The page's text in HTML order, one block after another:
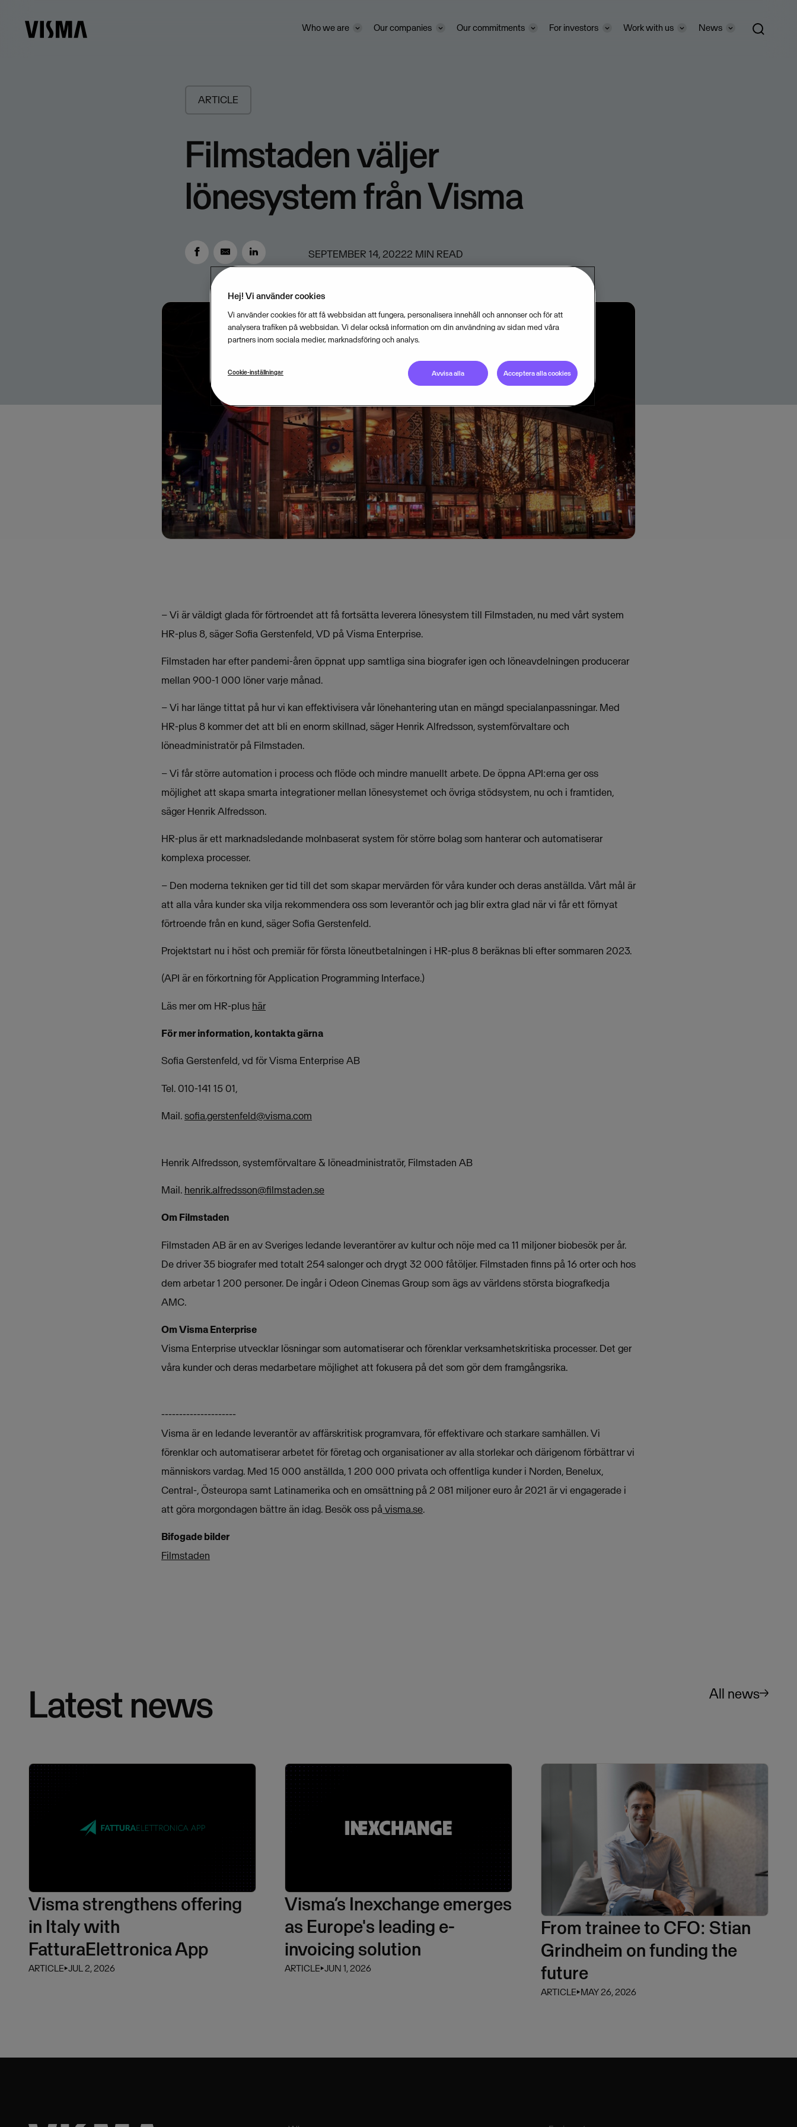
Who we are Our companies Our commitments For investors Work with us News
ARTICLE
Filmstaden väljer
lönesystem från Visma
SEPTEMBER 14, 20222 MIN READ
– Vi är väldigt glada för förtroendet att få fortsätta leverera lönesystem till Filmstaden, nu med vårt system
HR-plus 8, säger Sofia Gerstenfeld, VD på Visma Enterprise.
Filmstaden har efter pandemi-åren öppnat upp samtliga sina biografer igen och löneavdelningen producerar
mellan 900-1 000 löner varje månad.
– Vi har länge tittat på hur vi kan effektivisera vår lönehantering utan en mängd specialanpassningar. Med
HR-plus 8 kommer det att bli en enorm skillnad, säger Henrik Alfredsson, systemförvaltare och
löneadministratör på Filmstaden.
– Vi får större automation i process och flöde och mindre manuellt arbete. De öppna API:erna ger oss
möjlighet att skapa smarta integrationer mellan lönesystemet och övriga stödsystem, nu och i framtiden,
säger Henrik Alfredsson.
HR-plus är ett marknadsledande molnbaserat system för större bolag som hanterar och automatiserar
komplexa processer.
– Den moderna tekniken ger tid till det som skapar mervärden för våra kunder och deras anställda. Vårt mål är
att alla våra kunder ska vilja rekommendera oss som leverantör och jag blir extra glad när vi får ett förnyat
förtroende från en kund, säger Sofia Gerstenfeld.
Projektstart nu i höst och premiär för första löneutbetalningen i HR-plus 8 beräknas bli efter sommaren 2023.
(API är en förkortning för Application Programming Interface.)
Läs mer om HR-plus här
För mer information, kontakta gärna
Sofia Gerstenfeld, vd för Visma Enterprise AB
Tel. 010-141 15 01,
Mail.sofia.gerstenfeld@visma.com
Henrik Alfredsson, systemförvaltare & löneadministratör, Filmstaden AB
Mail. henrik.alfredsson@filmstaden.se
Om Filmstaden
Filmstaden AB är en av Sveriges ledande leverantörer av kultur och nöje med ca 11 miljoner biobesök per år.
De driver 35 biografer med totalt 254 salonger och drygt 32 000 fåtöljer. Filmstaden finns på 16 orter och hos
dem arbetar 1 200 personer. De ingår i Odeon Cinemas Group som ägs av världens största biografkedja
AMC.
Om Visma Enterprise
Visma Enterprise utvecklar lösningar som automatiserar och förenklar verksamhetskritiska processer. Det ger
våra kunder och deras medarbetare möjlighet att fokusera på det som gör dem framgångsrika.
---------------------
Visma är en ledande leverantör av affärskritisk programvara, för effektivare och starkare samhällen. Vi
förenklar och automatiserar arbetet för företag och organisationer av alla storlekar och därigenom förbättrar vi
människors vardag. Med 15 000 anställda, 1 200 000 privata och offentliga kunder i Norden, Benelux,
Central-, Östeuropa samt Latinamerika och en omsättning på 2 081 miljoner euro år 2021 är vi engagerade i
att göra morgondagen bättre än idag. Besök oss påvisma.se.
Bifogade bilder
Filmstaden
Latest news All news
Visma strengthens offering
in Italy with
FatturaElettronica App
ARTICLE⏵JUL 2, 2026
Visma’s Inexchange emerges
as Europe's leading e-
invoicing solution
ARTICLE⏵JUN 1, 2026
From trainee to CFO: Stian
Grindheim on funding the
future
ARTICLE⏵MAY 26, 2026
Hej! Vi använder cookies
Vi använder cookies för att få webbsidan att fungera, personalisera innehåll och annonser och för att
analysera trafiken på webbsidan. Vi delar också information om din användning av sidan med våra
partners inom sociala medier, marknadsföring och analys.
Cookie-inställningar Avvisa alla Acceptera alla cookies